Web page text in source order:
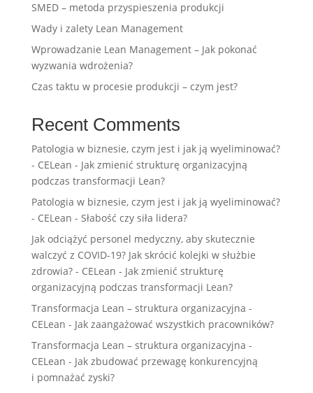
SMED – metoda przyspieszenia produkcji
Wady i zalety Lean Management
Wprowadzanie Lean Management – Jak pokonać
wyzwania wdrożenia?
Czas taktu w procesie produkcji – czym jest?
Recent Comments
Patologia w biznesie, czym jest i jak ją wyeliminować?
- CELean - Jak zmienić strukturę organizacyjną
podczas transformacji Lean?
Patologia w biznesie, czym jest i jak ją wyeliminować?
- CELean - Słabość czy siła lidera?
Jak odciążyć personel medyczny, aby skutecznie
walczyć z COVID-19? Jak skrócić kolejki w służbie
zdrowia? - CELean - Jak zmienić strukturę
organizacyjną podczas transformacji Lean?
Transformacja Lean – struktura organizacyjna -
CELean - Jak zaangażować wszystkich pracowników?
Transformacja Lean – struktura organizacyjna -
CELean - Jak zbudować przewagę konkurencyjną
i pomnażać zyski?